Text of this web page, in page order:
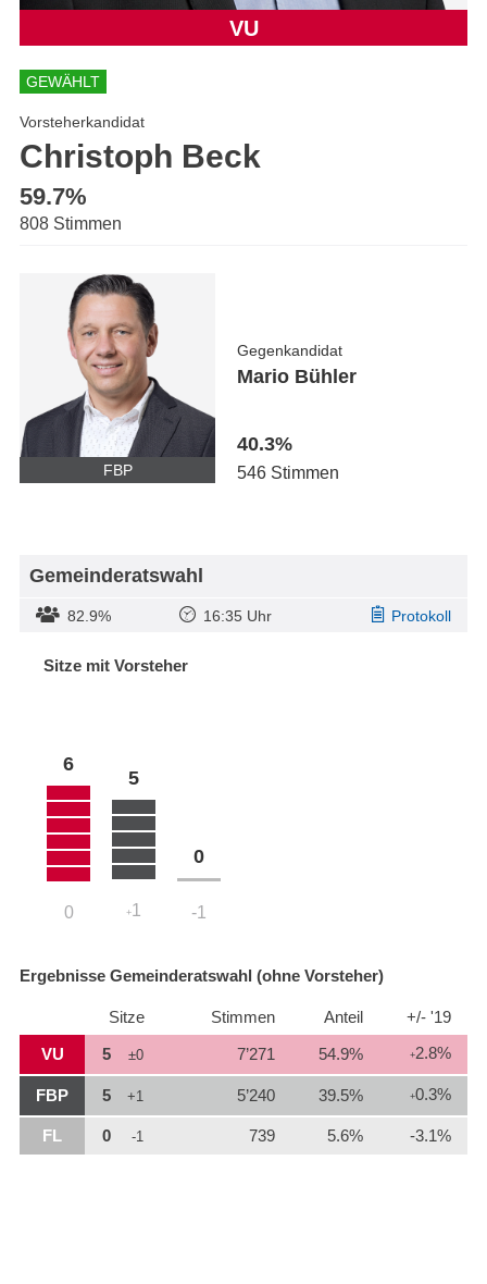
VU
GEWÄHLT
Vorsteherkandidat
Christoph Beck
59.7%
808 Stimmen
FBP
Gegenkandidat
Mario Bühler
40.3%
546 Stimmen
Gemeinderatswahl
82.9% 16:35 Uhr Protokoll
Sitze mit Vorsteher
6
0
5
+1
0
-1
Ergebnisse Gemeinderatswahl (ohne Vorsteher)
Sitze Stimmen Anteil
+/- '19
VU
5 ±0 7’271 54.9% +2.8%
FBP 5 +1 5’240 39.5% +0.3%
FL 0 -1 739 5.6% -3.1%